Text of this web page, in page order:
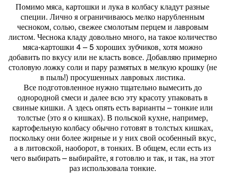
Помимо мяса, картошки и лука в колбасу кладут разные
специи. Лично я ограничиваюсь мелко нарубленным
чесноком, солью, свежее смолотым перцем и лавровым
листом. Чеснока кладу довольно много, на такое количество
мяса-картошки 4 – 5 хороших зубчиков, хотя можно
добавить по вкусу или не класть вовсе. Добавляю примерно
столовую ложку соли и пару размятых в мелкую крошку (не
в пыль!) просушенных лавровых листика.
Все подготовленное нужно тщательно вымесить до
однородной смеси и далее всю эту красоту упаковать в
свиные кишки. А здесь опять есть варианты – тонкие или
толстые (это я о кишках). В польской кухне, например,
картофельную колбасу обычно готовят в толстых кишках,
поскольку они более жирные и у них свой особенный вкус,
а в литовской, наоборот, в тонких. В общем, если есть из
чего выбирать – выбирайте, я готовлю и так, и так, на этот
раз использовала тонкие.